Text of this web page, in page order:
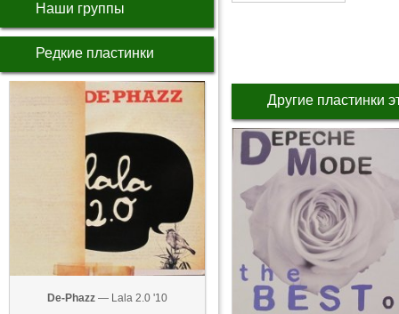
Наши группы
Редкие пластинки
De-Phazz — Lala 2.0 '10
Другие пластинки